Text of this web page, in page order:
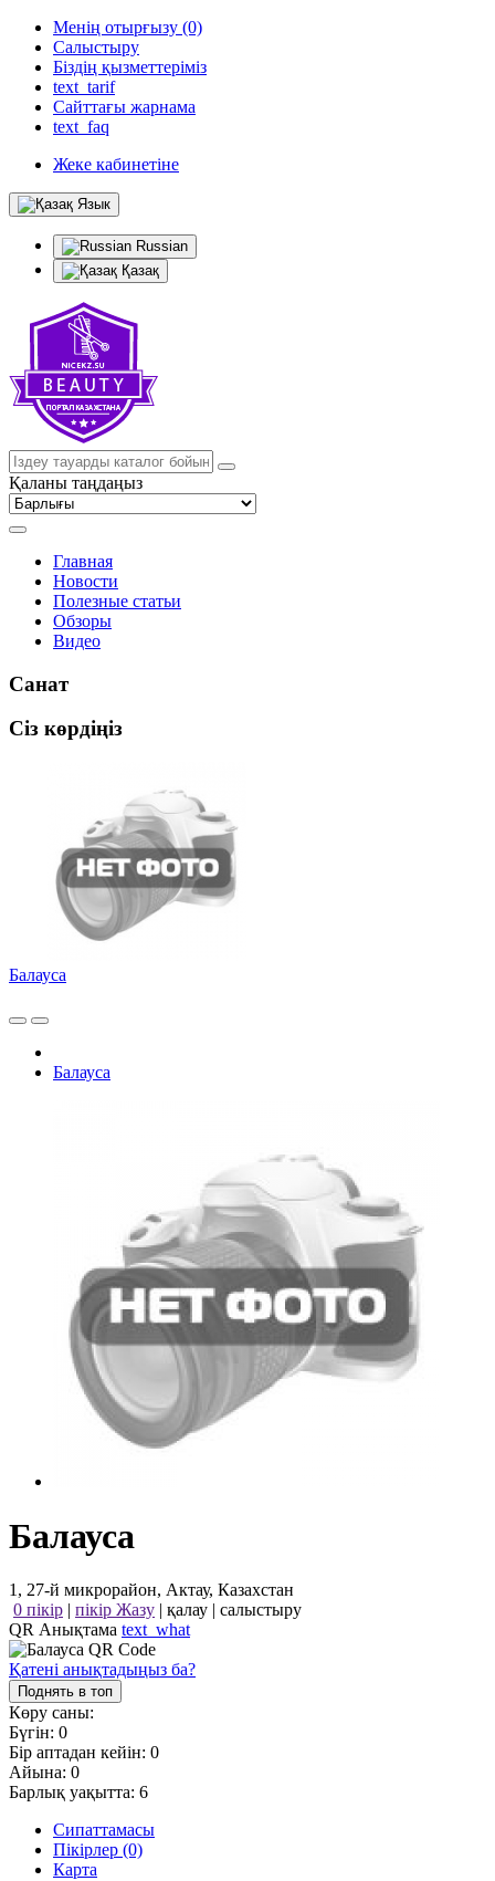
Менің отырғызу (0)
Салыстыру
Біздің қызметтеріміз
text_tarif
Сайттағы жарнама
text_faq
Жеке кабинетіне
Язык
Russian
Қазақ
Қаланы таңдаңыз
Главная
Новости
Полезные статьи
Обзоры
Видео
Санат
Сіз көрдіңіз
Балауса
Балауса
Балауса
1, 27-й микрорайон, Актау, Казахстан
0 пікір | пікір Жазу | қалау | салыстыру
QR Анықтама text_what
Қатені анықтадыңыз ба?
Поднять в топ
Көру саны:
Бүгін: 0
Бір аптадан кейін: 0
Айына: 0
Барлық уақытта: 6
Сипаттамасы
Пікірлер (0)
Карта